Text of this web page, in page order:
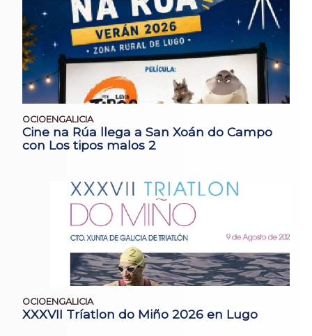
OCIOENGALICIA
Cine na Rúa llega a San Xoán do Campo
con Los tipos malos 2
OCIOENGALICIA
XXXVII Tríatlon do Miño 2026 en Lugo